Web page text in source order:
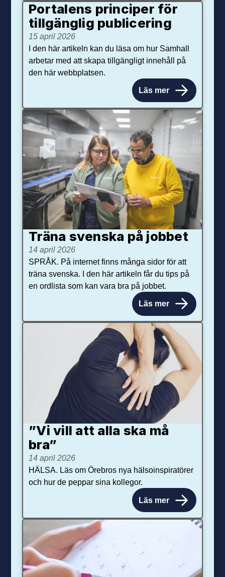
Portalens principer för
tillgänglig publicering
15 april 2026
I den här artikeln kan du läsa om hur Samhall
arbetar med att skapa tillgängligt innehåll på
den här webbplatsen.
Läs mer
Träna svenska på jobbet
14 april 2026
SPRÅK. På internet finns många sidor för att
träna svenska. I den här artikeln får du tips på
en ordlista som kan vara bra på jobbet.
Läs mer
”Vi vill att alla ska må
bra”
14 april 2026
HÄLSA. Läs om Örebros nya hälsoinspiratörer
och hur de peppar sina kollegor.
Läs mer